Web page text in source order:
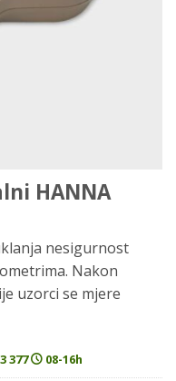
HANNA
nesigurnost
Nakon
uzorci se mjere
377
08-16h